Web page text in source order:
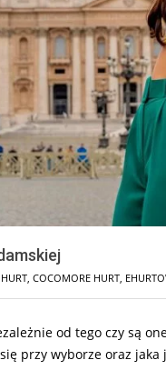
COCOMORE HURT
od tego czy są
przy wyborze oraz